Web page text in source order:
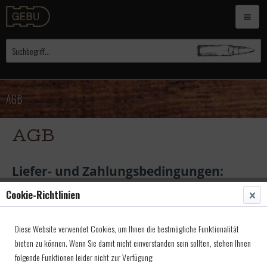
AGB
AGB
Liefer- und Zahlungsbedingungen:
Erwerbsberechtigung:
Vorderladerwaffen und Zündhütchen sind, soweit nicht anders erwähnt, frei ab 18
Jahren. (Bitte Altersnachweis einsenden). Patronenwaffen und Munition sowie
Schwarzpulver und NC-Pulver werden nur gegen Vorlage der Original EWB
Cookie-Richtlinien
Diese Website verwendet Cookies, um Ihnen die bestmögliche Funktionalität
bieten zu können. Wenn Sie damit nicht einverstanden sein sollten, stehen Ihnen
folgende Funktionen leider nicht zur Verfügung: